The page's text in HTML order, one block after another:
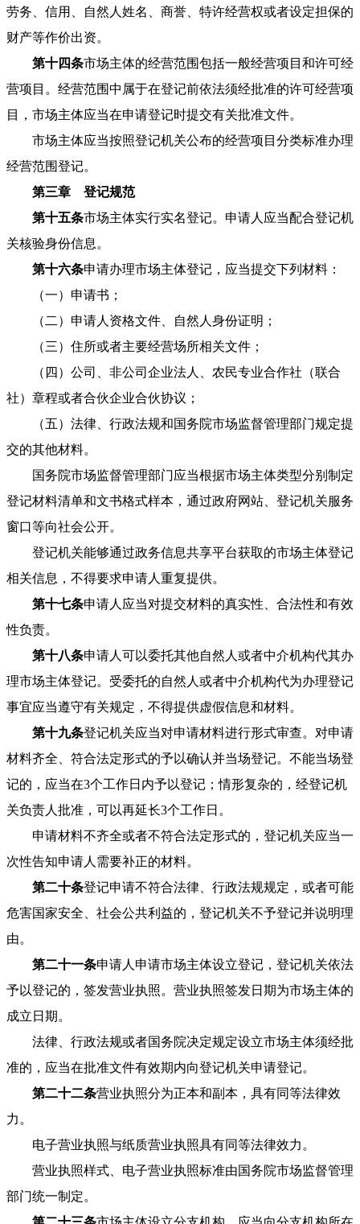
劳务、信用、自然人姓名、商誉、特许经营权或者设定担保的
财产等作价出资。
第十四条市场主体的经营范围包括一般经营项目和许可经
营项目。经营范围中属于在登记前依法须经批准的许可经营项
目，市场主体应当在申请登记时提交有关批准文件。
市场主体应当按照登记机关公布的经营项目分类标准办理
经营范围登记。
第三章 登记规范
第十五条市场主体实行实名登记。申请人应当配合登记机
关核验身份信息。
第十六条申请办理市场主体登记，应当提交下列材料：
（一）申请书；
（二）申请人资格文件、自然人身份证明；
（三）住所或者主要经营场所相关文件；
（四）公司、非公司企业法人、农民专业合作社（联合
社）章程或者合伙企业合伙协议；
（五）法律、行政法规和国务院市场监督管理部门规定提
交的其他材料。
国务院市场监督管理部门应当根据市场主体类型分别制定
登记材料清单和文书格式样本，通过政府网站、登记机关服务
窗口等向社会公开。
登记机关能够通过政务信息共享平台获取的市场主体登记
相关信息，不得要求申请人重复提供。
第十七条申请人应当对提交材料的真实性、合法性和有效
性负责。
第十八条申请人可以委托其他自然人或者中介机构代其办
理市场主体登记。受委托的自然人或者中介机构代为办理登记
事宜应当遵守有关规定，不得提供虚假信息和材料。
第十九条登记机关应当对申请材料进行形式审查。对申请
材料齐全、符合法定形式的予以确认并当场登记。不能当场登
记的，应当在3个工作日内予以登记；情形复杂的，经登记机
关负责人批准，可以再延长3个工作日。
申请材料不齐全或者不符合法定形式的，登记机关应当一
次性告知申请人需要补正的材料。
第二十条登记申请不符合法律、行政法规规定，或者可能
危害国家安全、社会公共利益的，登记机关不予登记并说明理
由。
第二十一条申请人申请市场主体设立登记，登记机关依法
予以登记的，签发营业执照。营业执照签发日期为市场主体的
成立日期。
法律、行政法规或者国务院决定规定设立市场主体须经批
准的，应当在批准文件有效期内向登记机关申请登记。
第二十二条营业执照分为正本和副本，具有同等法律效
力。
电子营业执照与纸质营业执照具有同等法律效力。
营业执照样式、电子营业执照标准由国务院市场监督管理
部门统一制定。